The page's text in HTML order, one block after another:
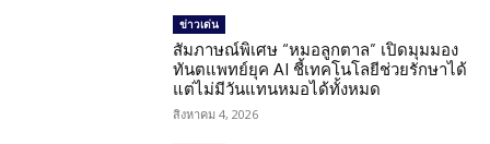
ข่าวเด่น
สัมภาษณ์พิเศษ “หมอลูกตาล” เปิดมุมมอง
ทันตแพทย์ยุค AI ชี้เทคโนโลยีช่วยรักษาได้
แต่ไม่มีวันแทนหมอได้ทั้งหมด
สิงหาคม 4, 2026